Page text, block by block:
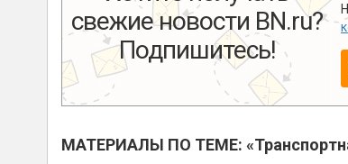
свежие новости BN.ru?
Подпишитесь!
МАТЕРИАЛЫ ПО ТЕМЕ: